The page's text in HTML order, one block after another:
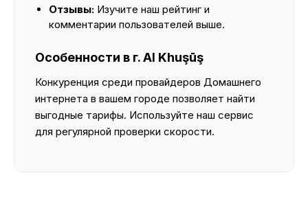
Отзывы: Изучите наш рейтинг и
комментарии пользователей выше.
Особенности в г. Al Khuşūş
Конкуренция среди провайдеров Домашнего
интернета в вашем городе позволяет найти
выгодные тарифы. Используйте наш сервис
для регулярной проверки скорости.